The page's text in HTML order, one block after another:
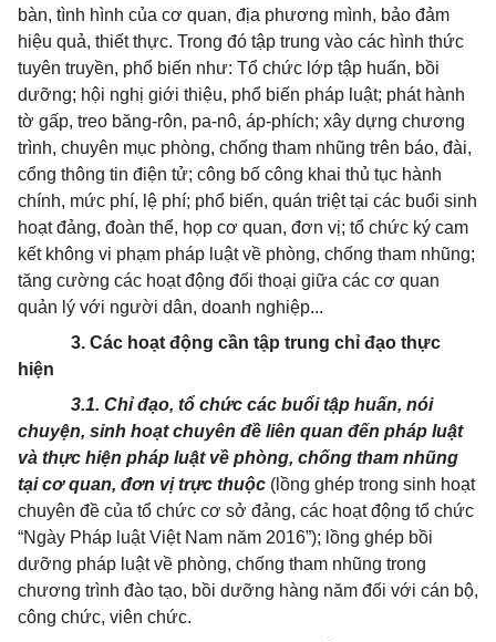
bàn, tình hình của cơ quan, địa phương mình, bảo đảm
hiệu quả, thiết thực. Trong đó tập trung vào các hình thức
tuyên truyền, phổ biến như: Tổ chức lớp tập huấn, bồi
dưỡng; hội nghị giới thiệu, phổ biến pháp luật; phát hành
tờ gấp, treo băng-rôn, pa-nô, áp-phích; xây dựng chương
trình, chuyên mục phòng, chống tham nhũng trên báo, đài,
cổng thông tin điện tử; công bố công khai thủ tục hành
chính, mức phí, lệ phí; phổ biến, quán triệt tại các buổi sinh
hoạt đảng, đoàn thể, họp cơ quan, đơn vị; tổ chức ký cam
kết không vi phạm pháp luật về phòng, chống tham nhũng;
tăng cường các hoạt động đối thoại giữa các cơ quan
quản lý với người dân, doanh nghiệp...
3. Các hoạt động cần tập trung chỉ đạo thực
hiện
3.1. Chỉ đạo, tổ chức các buổi tập huấn, nói
chuyện, sinh hoạt chuyên đề liên quan đến pháp luật
và thực hiện pháp luật về phòng, chống tham nhũng
tại cơ quan, đơn vị trực thuộc (lồng ghép trong sinh hoạt
chuyên đề của tổ chức cơ sở đảng, các hoạt động tổ chức
“Ngày Pháp luật Việt Nam năm 2016”); lồng ghép bồi
dưỡng pháp luật về phòng, chống tham nhũng trong
chương trình đào tạo, bồi dưỡng hàng năm đối với cán bộ,
công chức, viên chức.